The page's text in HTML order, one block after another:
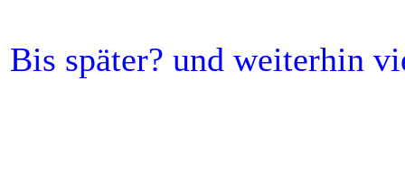
Bis später? und weiterhin